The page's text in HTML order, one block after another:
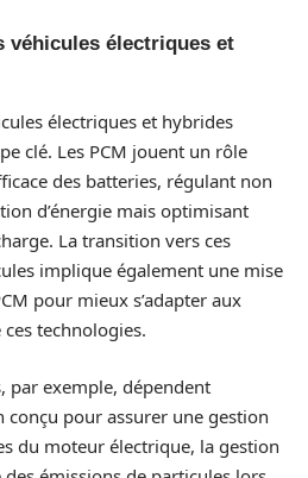
véhicules électriques et
électriques et hybrides
clé. Les PCM jouent un rôle
des batteries, régulant non
d’énergie mais optimisant
La transition vers ces
implique également une mise
pour mieux s’adapter aux
technologies.
par exemple, dépendent
conçu pour assurer une gestion
du moteur électrique, la gestion